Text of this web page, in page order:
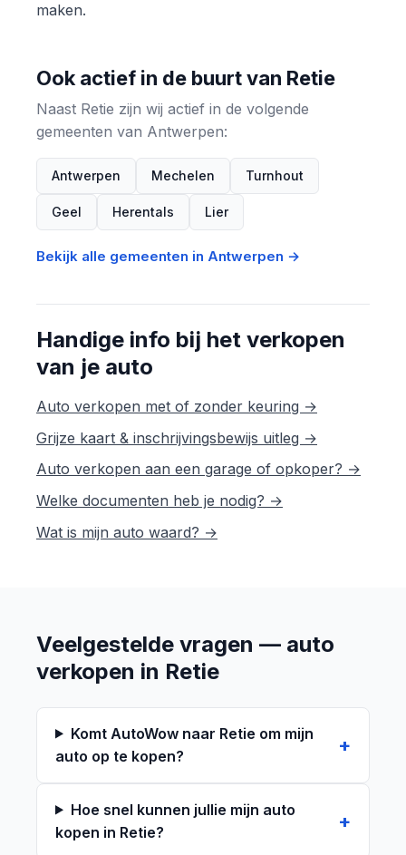
maken.
Ook actief in de buurt van Retie
Naast Retie zijn wij actief in de volgende
gemeenten van Antwerpen:
Antwerpen Mechelen Turnhout
Geel Herentals Lier
Bekijk alle gemeenten in Antwerpen →
Handige info bij het verkopen
van je auto
Auto verkopen met of zonder keuring →
Grijze kaart & inschrijvingsbewijs uitleg →
Auto verkopen aan een garage of opkoper? →
Welke documenten heb je nodig? →
Wat is mijn auto waard? →
Veelgestelde vragen — auto
verkopen in Retie
Komt AutoWow naar Retie om mijn
auto op te kopen?
Hoe snel kunnen jullie mijn auto
kopen in Retie?